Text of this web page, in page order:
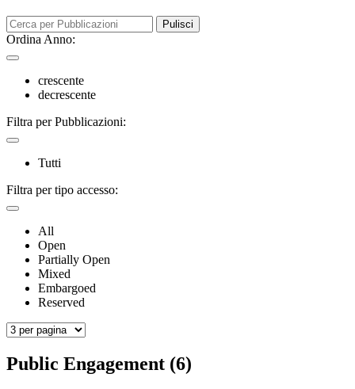
Pulisci
Ordina Anno:
crescente
decrescente
Filtra per Pubblicazioni:
Tutti
Filtra per tipo accesso:
All
Open
Partially Open
Mixed
Embargoed
Reserved
Public Engagement (6)